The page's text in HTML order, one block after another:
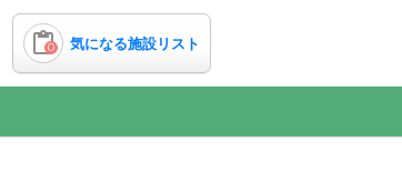
0 気になる施設リスト